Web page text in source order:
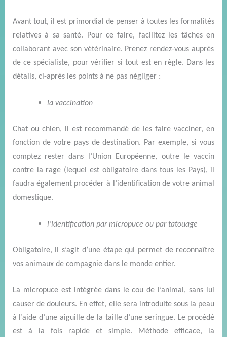
Avant tout, il est primordial de penser à toutes les formalités
relatives à sa santé. Pour ce faire, facilitez les tâches en
collaborantavec son vétérinaire. Prenez rendez-vous auprès
de ce spécialiste, pour vérifier si tout est en règle. Dans les
détails, ci-après les points à ne pas négliger :
la vaccination
Chat ou chien, il est recommandé de les faire vacciner, en
fonction de votre pays de destination. Par exemple,sivous
comptez resterdans l’Union Européenne, outre le vaccin
contre la rage (lequel est obligatoire dans tous les Pays), il
faudra également procéder à l’identification devotre animal
domestique.
l’identification par micropuce ou par tatouage
Obligatoire, il s’agit d’une étape qui permet de reconnaître
vos animaux de compagnie dans le monde entier.
La micropuce est intégrée dans le cou de l’animal, sans lui
causer de douleurs. En effet, elle sera introduite sous la peau
à l’aide d’une aiguille de la taille d’une seringue. Le procédé
est à la fois rapide et simple.
Méthode efficace, la